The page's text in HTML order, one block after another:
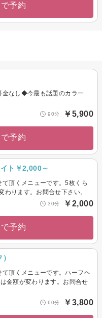
予約
なし◆今最も話題のカラー
90分 ￥5,900
予約
ト￥2,000～
頂くメニューです。5枚くら
ります。お問合せ下さい。
30分 ￥2,000
予約
頂くメニューです。ハーフヘ
金額が変わります。お問合せ
60分 ￥3,800